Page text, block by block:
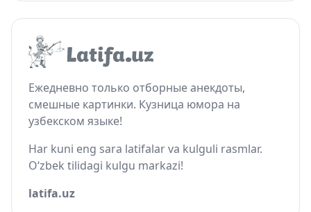
Ежедневно только отборные анекдоты,
смешные картинки. Кузница юмора на
узбекском языке!
Har kuni eng sara latifalar va kulguli rasmlar.
O‘zbek tilidagi kulgu markazi!
latifa.uz